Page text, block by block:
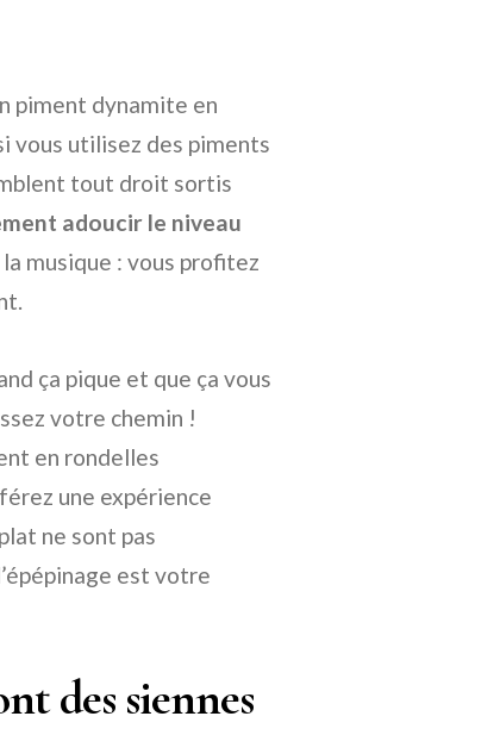
piment dynamite en
vous utilisez des piments
tout droit sortis
adoucir le niveau
musique : vous profitez
ça pique et que ça vous
votre chemin !
en rondelles
une expérience
ne sont pas
est votre
des siennes